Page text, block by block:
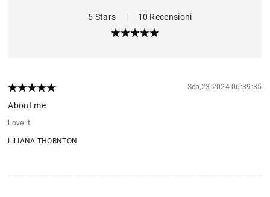
5 Stars | 10 Recensioni
Sep,23 2024 06:39:35
About me
Love it
LILIANA THORNTON